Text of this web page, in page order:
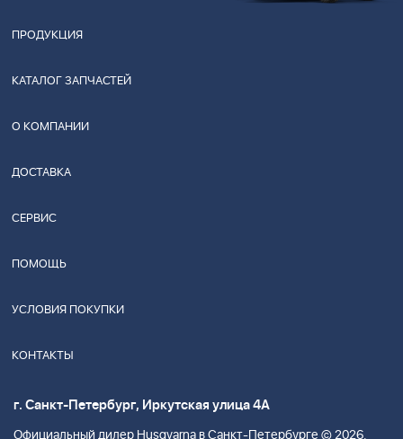
ПРОДУКЦИЯ
КАТАЛОГ ЗАПЧАСТЕЙ
О КОМПАНИИ
ДОСТАВКА
СЕРВИС
ПОМОЩЬ
УСЛОВИЯ ПОКУПКИ
КОНТАКТЫ
г. Санкт-Петербург, Иркутская улица 4А
Официальный дилер Husgvarna в Санкт-Петербурге © 2026.